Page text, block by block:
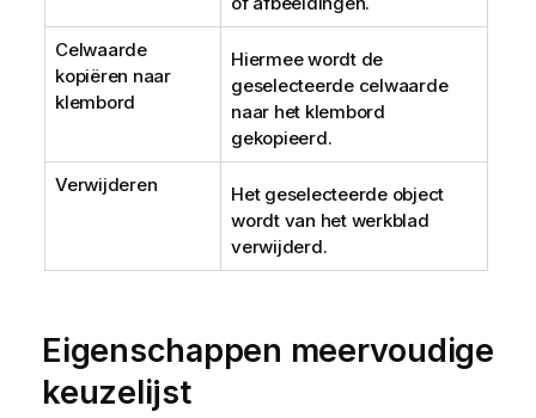
Celwaarde
kopiëren naar
klembord
Hiermee wordt de
geselecteerde celwaarde
naar het klembord
gekopieerd.
Verwijderen
Het geselecteerde object
wordt van het werkblad
verwijderd.
Eigenschappen meervoudige
keuzelijst